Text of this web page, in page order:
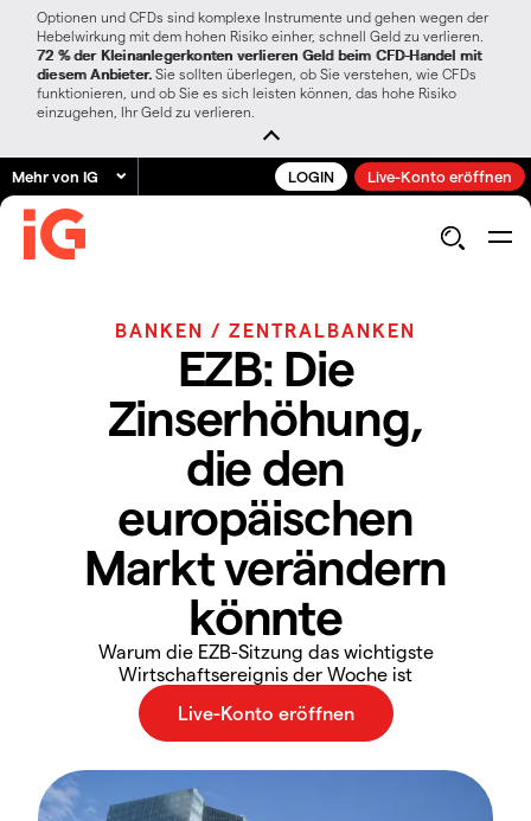
Optionen und CFDs sind komplexe Instrumente und gehen wegen der
Hebelwirkung mit dem hohen Risiko einher, schnell Geld zu verlieren.
72 % der Kleinanlegerkonten verlieren Geld beim CFD-Handel mit
diesem Anbieter. Sie sollten überlegen, ob Sie verstehen, wie CFDs
funktionieren, und ob Sie es sich leisten können, das hohe Risiko
einzugehen, Ihr Geld zu verlieren.
Mehr von IG LOGIN Live-Konto eröffnen
BANKEN / ZENTRALBANKEN
EZB: Die
Zinserhöhung,
die den
europäischen
Markt verändern
könnte
Warum die EZB-Sitzung das wichtigste
Wirtschaftsereignis der Woche ist